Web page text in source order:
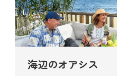
海辺のオアシス